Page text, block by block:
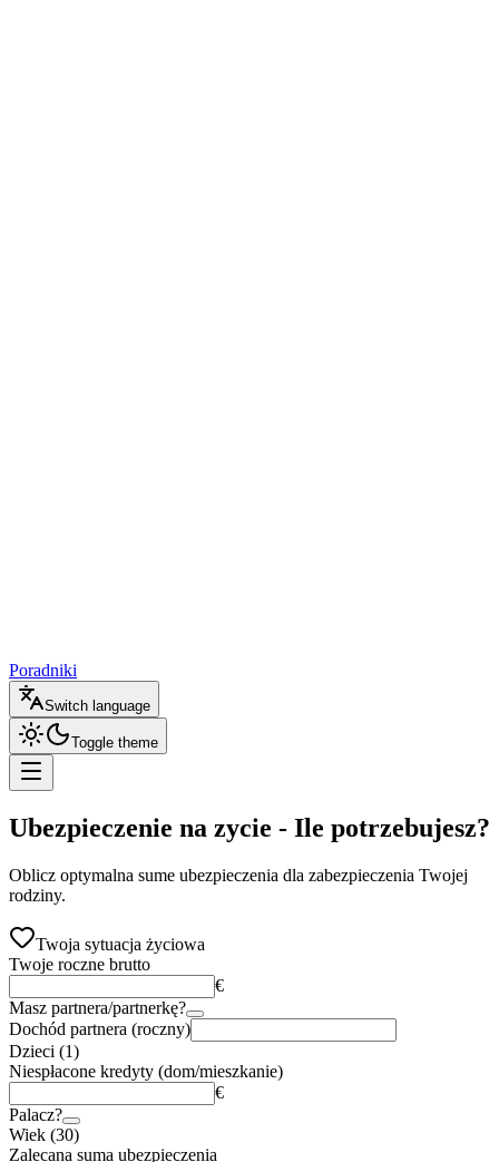
Poradniki
Switch language
Toggle theme
Ubezpieczenie na zycie - Ile potrzebujesz?
Oblicz optymalna sume ubezpieczenia dla zabezpieczenia Twojej
rodziny.
Twoja sytuacja życiowa
Twoje roczne brutto
€
Masz partnera/partnerkę?
Dochód partnera (roczny)
Dzieci (1)
Niespłacone kredyty (dom/mieszkanie)
€
Palacz?
Wiek (30)
Zalecana suma ubezpieczenia